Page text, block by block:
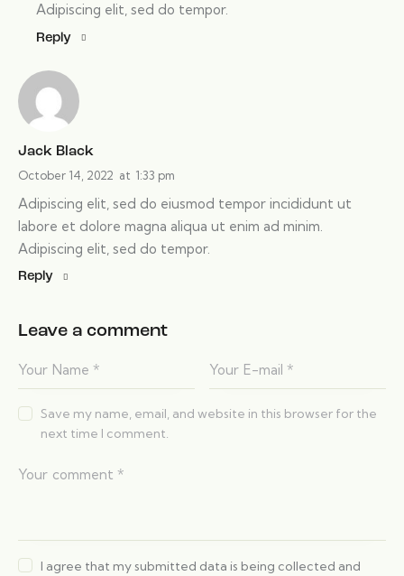
Adipiscing elit, sed do tempor.
Reply
Jack Black
October 14, 2022 at 1:33 pm
Adipiscing elit, sed do eiusmod tempor incididunt ut
labore et dolore magna aliqua ut enim ad minim.
Adipiscing elit, sed do tempor.
Reply
Leave a comment
Save my name, email, and website in this browser for the
next time I comment.
I agree that my submitted data is being collected and